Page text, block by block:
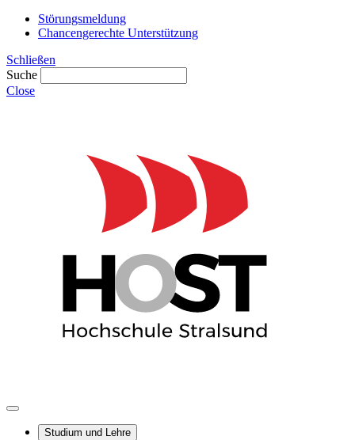
Störungsmeldung
Chancengerechte Unterstützung
Schließen
Suche
Close
Studium und Lehre